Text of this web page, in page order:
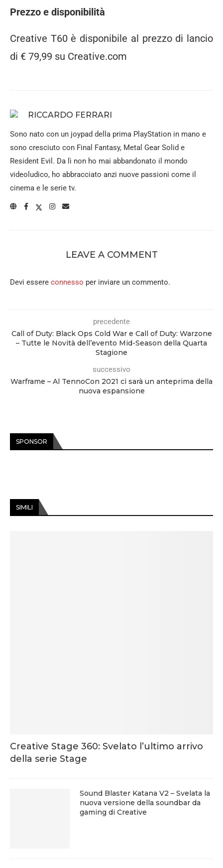
Prezzo e disponibilità
Creative T60 è disponibile al prezzo di lancio
di € 79,99 su Creative.com
RICCARDO FERRARI
Sono nato con un joypad della prima PlayStation in mano e
sono cresciuto con Final Fantasy, Metal Gear Solid e
Resident Evil. Da lì non ho mai abbandonato il mondo
videoludico, ho abbracciato anzi nuove passioni come il
cinema e le serie tv.
LEAVE A COMMENT
Devi essere connesso per inviare un commento.
precedente
Call of Duty: Black Ops Cold War e Call of Duty: Warzone
– Tutte le Novità dell’evento Mid-Season della Quarta
Stagione
successivo
Warframe – Al TennoCon 2021 ci sarà un anteprima della
nuova espansione
SPONSOR
SIMILI
Creative Stage 360: Svelato l’ultimo arrivo
della serie Stage
Sound Blaster Katana V2 – Svelata la
nuova versione della soundbar da
gaming di Creative